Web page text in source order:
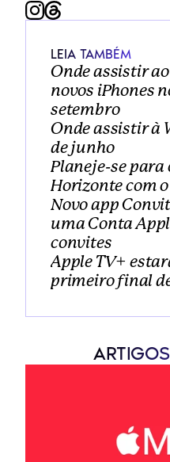
LEIA TAMBÉM
Onde assistir
novos iPhones
setembro
Onde assistir à
de junho
Planeje-se para
Horizonte com
Novo app
uma Conta
convites
Apple TV+
primeiro final